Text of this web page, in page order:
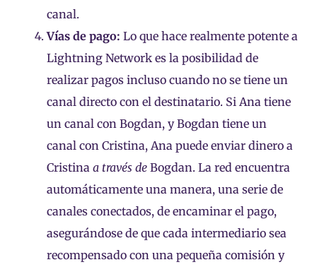
canal.
Vías de pago: Lo que hace realmente potente a
Lightning Network es la posibilidad de
realizar pagos incluso cuando no se tiene un
canal directo con el destinatario. Si Ana tiene
un canal con Bogdan, y Bogdan tiene un
canal con Cristina, Ana puede enviar dinero a
Cristina a través de Bogdan. La red encuentra
automáticamente una manera, una serie de
canales conectados, de encaminar el pago,
asegurándose de que cada intermediario sea
recompensado con una pequeña comisión y